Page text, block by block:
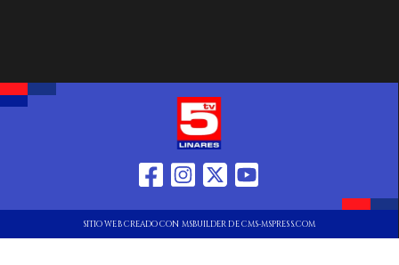
SITIO WEB CREADO CON MSBUILDER DE CMS-MSPRESS.COM